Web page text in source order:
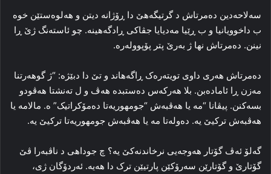
سه‌لاحه‌دین ده‌مرتاش د گرتیگه‌هێ دا ڕۆژانه‌ دیتن و هه‌لوه‌ستێن خوه‌
ب داخوویانیا و ب ڕێیا مه‌دیایا جڤاکی ڕادگه‌هینه‌. چو ئاسته‌نگ ژێ ڕا
نینن. ده‌مرتاش نها ژ به‌رێ پتر پۆپووله‌ره‌.
ده‌مرتاش هه‌ری داوی تویته‌ره‌ک ڕاگه‌هاند و تێ دا دبێژه‌: “ژ گوهه‌رتنا
مه‌زن ڕا ئاماده‌بن. بلا هه‌رکه‌س ده‌ستبده‌ هه‌ڤ و ل ته‌نشتا هه‌ڤودو
بسه‌کنن. پیڤانا “مه‌ یا هه‌ڤبه‌ش “جومهوریه‌تا ده‌مۆکراتیک” ه‌. مالامه‌ یا
هه‌ڤبه‌ش ترکیێ یه‌. ده‌وله‌تا مه‌ یا هه‌ڤبه‌ش جومهوریه‌تا ترکیێ یه‌.
گه‌لۆ ئه‌ڤ گۆتار هه‌وجه‌یی نرخاندنه‌کێ یه‌؟ چ جوداهی د ناڤبه‌را ڤێ
گۆتارێ و گۆتارێن سه‌رۆکێن پارتیێن ترک دا هه‌یه‌. ئه‌ردۆگان ژی،